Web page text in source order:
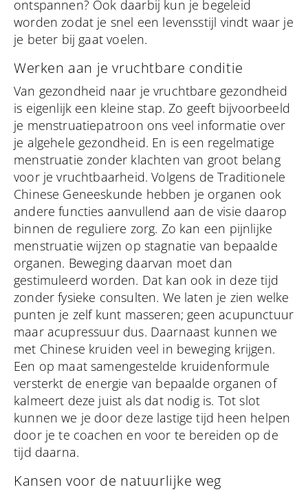
ontspannen? Ook daarbij kun je begeleid
worden zodat je snel een levensstijl vindt waar je
je beter bij gaat voelen.
Werken aan je vruchtbare conditie
Van gezondheid naar je vruchtbare gezondheid
is eigenlijk een kleine stap. Zo geeft bijvoorbeeld
je menstruatiepatroon ons veel informatie over
je algehele gezondheid. En is een regelmatige
menstruatie zonder klachten van groot belang
voor je vruchtbaarheid. Volgens de Traditionele
Chinese Geneeskunde hebben je organen ook
andere functies aanvullend aan de visie daarop
binnen de reguliere zorg. Zo kan een pijnlijke
menstruatie wijzen op stagnatie van bepaalde
organen. Beweging daarvan moet dan
gestimuleerd worden. Dat kan ook in deze tijd
zonder fysieke consulten. We laten je zien welke
punten je zelf kunt masseren; geen acupunctuur
maar acupressuur dus. Daarnaast kunnen we
met Chinese kruiden veel in beweging krijgen.
Een op maat samengestelde kruidenformule
versterkt de energie van bepaalde organen of
kalmeert deze juist als dat nodig is. Tot slot
kunnen we je door deze lastige tijd heen helpen
door je te coachen en voor te bereiden op de
tijd daarna.
Kansen voor de natuurlijke weg